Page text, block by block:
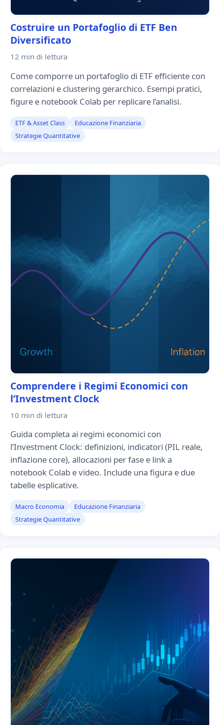
Costruire un Portafoglio di ETF Ben
Diversificato
12 min di lettura
Come comporre un portafoglio di ETF efficiente con
correlazioni e clustering gerarchico. Esempi pratici,
figure e notebook Colab per replicare l’analisi.
ETF & Asset Class
Educazione Finanziaria
Strategie Quantitative
Comprendere i Regimi Economici con
l’Investment Clock
10 min di lettura
Guida completa ai regimi economici con
l’Investment Clock: definizioni, indicatori (PIL reale,
inflazione core), allocazioni per fase e link a
notebook Colab e video. Include una figura e due
tabelle esplicative.
Macro Economia
Educazione Finanziaria
Strategie Quantitative